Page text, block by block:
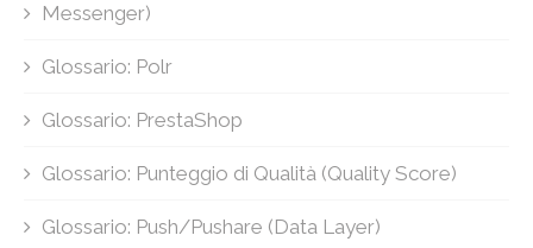
Messenger)
Glossario: Polr
Glossario: PrestaShop
Glossario: Punteggio di Qualità (Quality Score)
Glossario: Push/Pushare (Data Layer)